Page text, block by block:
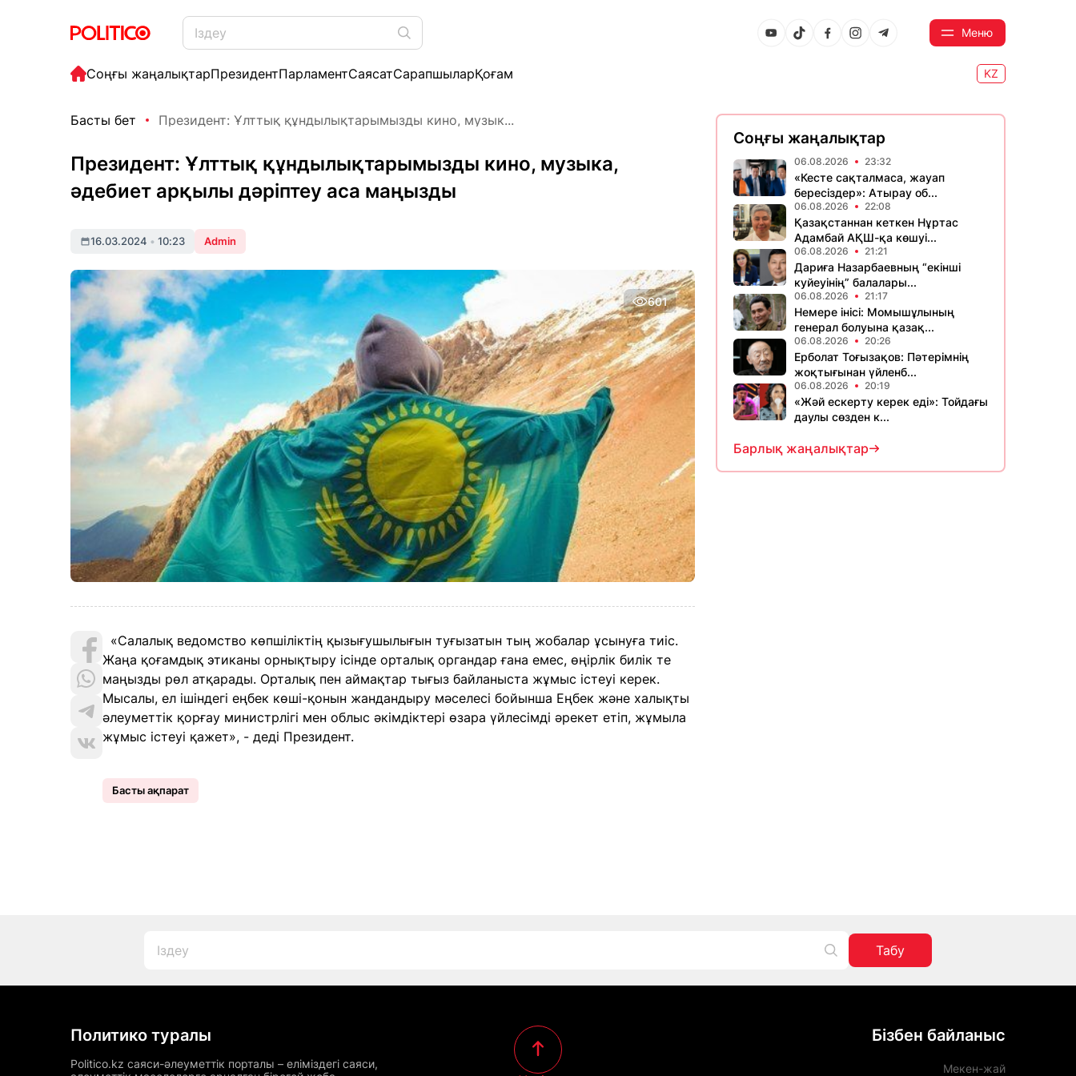
Меню
Соңғы жаңалықтарПрезидентПарламентСаясатСарапшыларҚоғам KZ
Басты бет Президент: Ұлттық құндылықтарымызды кино, музык...
Президент: Ұлттық құндылықтарымызды кино, музыка,
әдебиет арқылы дәріптеу аса маңызды
16.03.2024 • 10:23 Admin
601
«Салалық ведомство көпшіліктің қызығушылығын туғызатын тың жобалар ұсынуға тиіс.
Жаңа қоғамдық этиканы орнықтыру ісінде орталық органдар ғана емес, өңірлік билік те
маңызды рөл атқарады. Орталық пен аймақтар тығыз байланыста жұмыс істеуі керек.
Мысалы, ел ішіндегі еңбек көші-қонын жандандыру мәселесі бойынша Еңбек және халықты
әлеуметтік қорғау министрлігі мен облыс әкімдіктері өзара үйлесімді әрекет етіп, жұмыла
жұмыс істеуі қажет», - деді Президент.
Басты ақпарат
Соңғы жаңалықтар
06.08.2026 23:32
«Кесте сақталмаса, жауап
бересіздер»: Атырау об...
06.08.2026 22:08
Қазақстаннан кеткен Нұртас
Адамбай АҚШ-қа көшуі...
06.08.2026 21:21
Дариға Назарбаевның “екінші
куйеуінің” балалары...
06.08.2026 21:17
Немере інісі: Момышұлының
генерал болуына қазақ...
06.08.2026 20:26
Ерболат Тоғызақов: Пәтерімнің
жоқтығынан үйленб...
06.08.2026 20:19
«Жәй ескерту керек еді»: Тойдағы
даулы сөзден к...
Барлық жаңалықтар
Табу
Политико туралы
Politico.kz саяси-әлеуметтік порталы – еліміздегі саяси,
Бізбен байланыс
Мекен-жай